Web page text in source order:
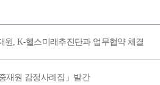
원, K-헬스미래추진단과 업무협약 체결
재원 감정사례집」발간